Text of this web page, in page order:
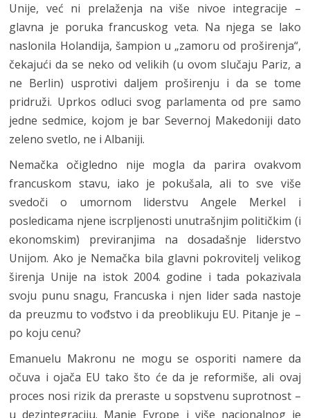
Unije, već ni prelaženja na više nivoe integracije –
glavna je poruka francuskog veta. Na njega se lako
naslonila Holandija, šampion u „zamoru od proširenja“,
čekajući da se neko od velikih (u ovom slučaju Pariz, a
ne Berlin) usprotivi daljem proširenju i da se tome
pridruži. Uprkos odluci svog parlamenta od pre samo
jedne sedmice, kojom je bar Severnoj Makedoniji dato
zeleno svetlo, ne i Albaniji.
Nemačka očigledno nije mogla da parira ovakvom
francuskom stavu, iako je pokušala, ali to sve više
svedoči o umornom liderstvu Angele Merkel i
posledicama njene iscrpljenosti unutrašnjim političkim (i
ekonomskim) previranjima na dosadašnje liderstvo
Unijom. Ako je Nemačka bila glavni pokrovitelj velikog
širenja Unije na istok 2004. godine i tada pokazivala
svoju punu snagu, Francuska i njen lider sada nastoje
da preuzmu to vođstvo i da preoblikuju EU. Pitanje je –
po koju cenu?
Emanuelu Makronu ne mogu se osporiti namere da
očuva i ojača EU tako što će da je reformiše, ali ovaj
proces nosi rizik da preraste u sopstvenu suprotnost –
u dezintegraciju. Manje Evrope i više nacionalnog je